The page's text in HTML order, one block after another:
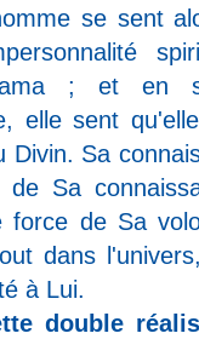
se sent
; et en
elle sent
Divin. Sa
de Sa
force de Sa
dans
à Lui.
double